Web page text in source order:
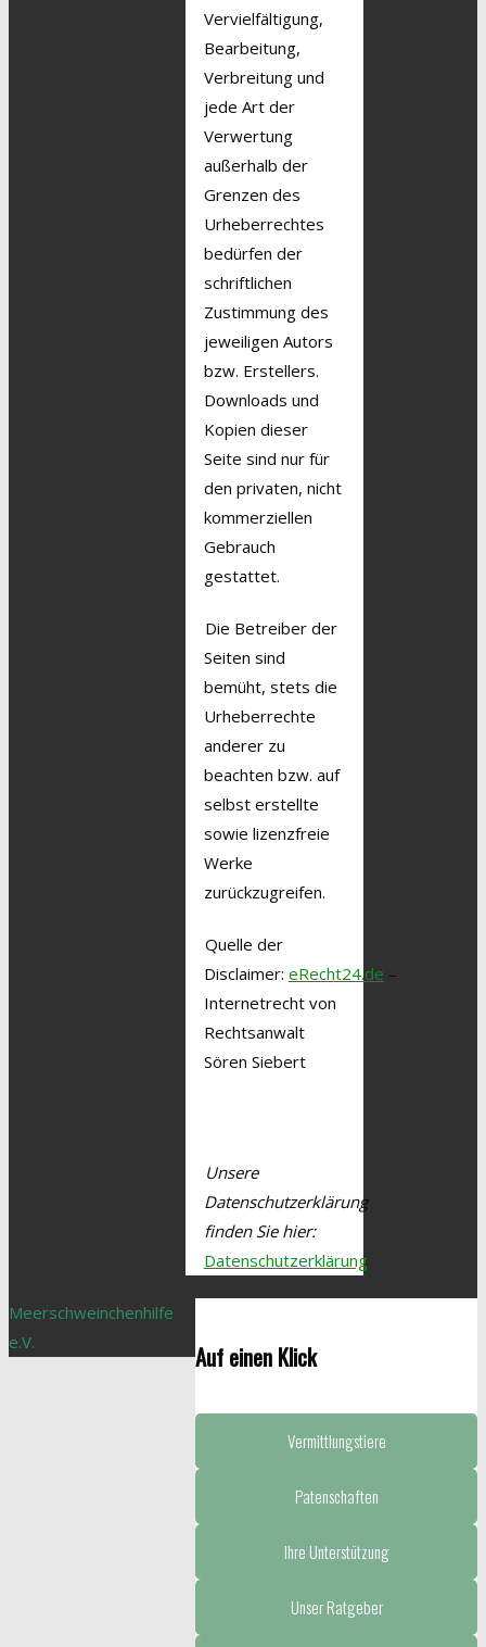
Vervielfältigung,
Bearbeitung,
Verbreitung und
jede Art der
Verwertung
außerhalb der
Grenzen des
Urheberrechtes
bedürfen der
schriftlichen
Zustimmung des
jeweiligen Autors
bzw. Erstellers.
Downloads und
Kopien dieser
Seite sind nur für
den privaten, nicht
kommerziellen
Gebrauch
gestattet.
Die Betreiber der
Seiten sind
bemüht, stets die
Urheberrechte
anderer zu
beachten bzw. auf
selbst erstellte
sowie lizenzfreie
Werke
zurückzugreifen.
Quelle der
Disclaimer: eRecht24.de –
Internetrecht von
Rechtsanwalt
Sören Siebert
Unsere
Datenschutzerklärung
finden Sie hier:
Datenschutzerklärung
Auf einen Klick
Vermittlungstiere
Patenschaften
Ihre Unterstützung
Unser Ratgeber
Meerschweinchenhilfe
e.V.